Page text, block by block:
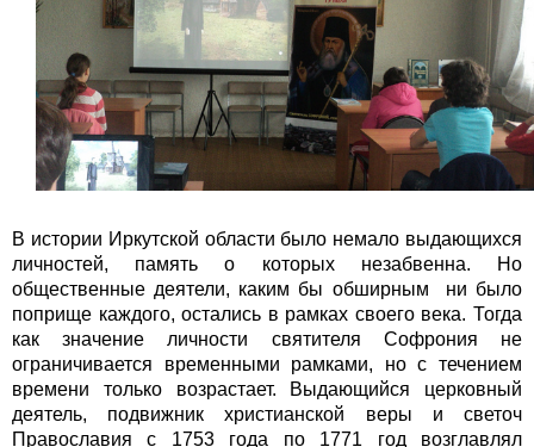
В истории Иркутской области было немало выдающихся
личностей, память о которых незабвенна. Но
общественные деятели, каким бы обширным ни было
поприще каждого, остались в рамках своего века. Тогда
как значение личности святителя Софрония не
ограничивается временными рамками, но с течением
времени только возрастает. Выдающийся церковный
деятель, подвижник христианской веры и светоч
Православия с 1753 года по 1771 год возглавлял